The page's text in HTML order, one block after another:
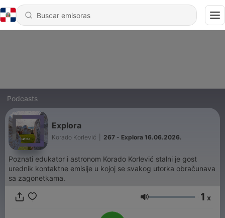
Podcasts
Explora
Korado Korlević 267 - Explora 16.06.2026.
Poznati edukator i astronom Korado Korlević stalni je gost
urednik kontaktne emisije u kojoj se svakog utorka obračunava
sa zagonetkama.
Volumen 1 x